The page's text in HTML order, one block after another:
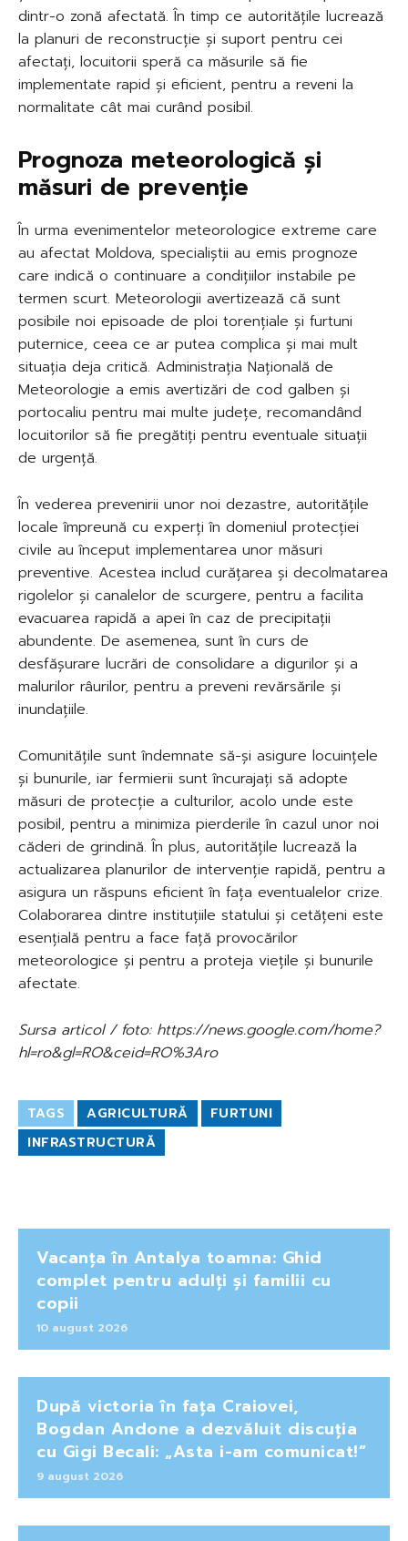
dintr-o zonă afectată. În timp ce autoritățile lucrează
la planuri de reconstrucție și suport pentru cei
afectați, locuitorii speră ca măsurile să fie
implementate rapid și eficient, pentru a reveni la
normalitate cât mai curând posibil.
Prognoza meteorologică și
măsuri de prevenție
În urma evenimentelor meteorologice extreme care
au afectat Moldova, specialiștii au emis prognoze
care indică o continuare a condițiilor instabile pe
termen scurt. Meteorologii avertizează că sunt
posibile noi episoade de ploi torențiale și furtuni
puternice, ceea ce ar putea complica și mai mult
situația deja critică. Administrația Națională de
Meteorologie a emis avertizări de cod galben și
portocaliu pentru mai multe județe, recomandând
locuitorilor să fie pregătiți pentru eventuale situații
de urgență.
În vederea prevenirii unor noi dezastre, autoritățile
locale împreună cu experți în domeniul protecției
civile au început implementarea unor măsuri
preventive. Acestea includ curățarea și decolmatarea
rigolelor și canalelor de scurgere, pentru a facilita
evacuarea rapidă a apei în caz de precipitații
abundente. De asemenea, sunt în curs de
desfășurare lucrări de consolidare a digurilor și a
malurilor râurilor, pentru a preveni revărsările și
inundațiile.
Comunitățile sunt îndemnate să-și asigure locuințele
și bunurile, iar fermierii sunt încurajați să adopte
măsuri de protecție a culturilor, acolo unde este
posibil, pentru a minimiza pierderile în cazul unor noi
căderi de grindină. În plus, autoritățile lucrează la
actualizarea planurilor de intervenție rapidă, pentru a
asigura un răspuns eficient în fața eventualelor crize.
Colaborarea dintre instituțiile statului și cetățeni este
esențială pentru a face față provocărilor
meteorologice și pentru a proteja viețile și bunurile
afectate.
Sursa articol / foto: https://news.google.com/home?
hl=ro&gl=RO&ceid=RO%3Aro
TAGS AGRICULTURĂ
FURTUNI
INFRASTRUCTURĂ
Vacanța în Antalya toamna: Ghid
complet pentru adulți și familii cu
copii
10 august 2026
După victoria în fața Craiovei,
Bogdan Andone a dezvăluit discuția
cu Gigi Becali: „Asta i-am comunicat!”
9 august 2026